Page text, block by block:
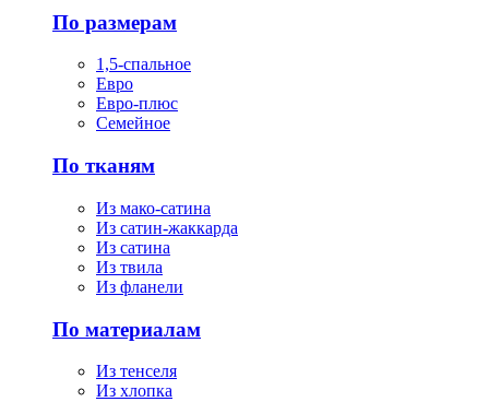
По размерам
1,5-спальное
Евро
Евро-плюс
Семейное
По тканям
Из мако-сатина
Из сатин-жаккарда
Из сатина
Из твила
Из фланели
По материалам
Из тенселя
Из хлопка